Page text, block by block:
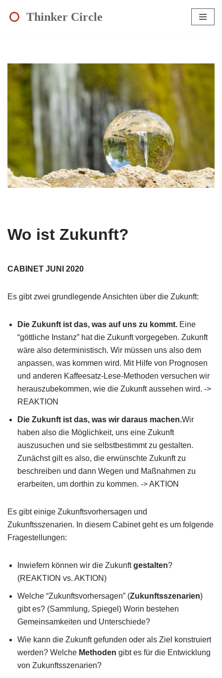
Thinker Circle
Wo ist Zukunft?
CABINET JUNI 2020
Es gibt zwei grundlegende Ansichten über die Zukunft:
Die Zukunft ist das, was auf uns zu kommt. Eine
“göttliche Instanz” hat die Zukunft vorgegeben. Zukunft
wäre also deterministisch. Wir müssen uns also dem
anpassen, was kommen wird. Mit Hilfe von Prognosen
und anderen Kaffeesatz-Lese-Methoden versuchen wir
herauszubekommen, wie die Zukunft aussehen wird. ->
REAKTION
Die Zukunft ist das, was wir daraus machen.Wir
haben also die Möglichkeit, uns eine Zukunft
auszusuchen und sie selbstbestimmt zu gestalten.
Zunächst gilt es also, die erwünschte Zukunft zu
beschreiben und dann Wegen und Maßnahmen zu
erarbeiten, um dorthin zu kommen. -> AKTION
Es gibt einige Zukunftsvorhersagen und
Zukunftsszenarien. In diesem Cabinet geht es um folgende
Fragestellungen:
Inwiefern können wir die Zukunftgestalten?
(REAKTION vs. AKTION)
Welche “Zukunftsvorhersagen” (Zukunftsszenarien)
gibt es? (Sammlung, Spiegel) Worin bestehen
Gemeinsamkeiten und Unterschiede?
Wie kann die Zukunft gefunden oder als Ziel konstruiert
werden? Welche Methoden gibt es für die Entwicklung
von Zukunftsszenarien?